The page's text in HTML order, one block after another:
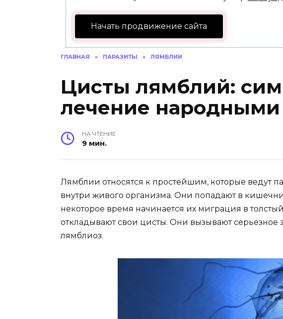
Начать продвижение сайта
ГЛАВНАЯ » ПАРАЗИТЫ » ЛЯМБЛИИ
Цисты лямблий:
лечение народными
НА ЧТЕНИЕ
9 мин.
Лямблии относятся к простейшим, которые ведут
внутри живого организма. Они попадают в
некоторое время начинается их миграция в
откладывают свои цисты. Они вызывают серьезное
лямблиоз.